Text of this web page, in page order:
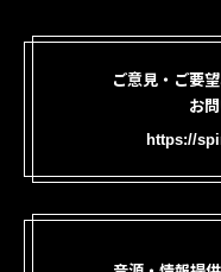
ご意見・ご要
お
https://